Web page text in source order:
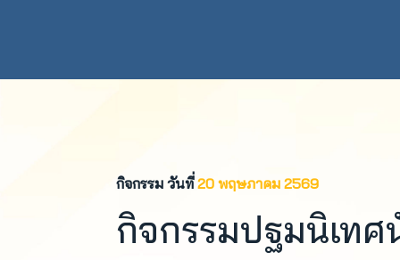
กิจกรรม วันที่20 พฤษภาคม 2569
กิจกรรมปฐมนิเท